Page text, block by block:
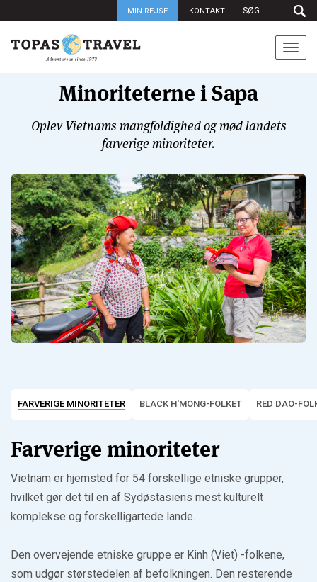
MIN REJSE KONTAKT
Minoriteterne i Sapa
Oplev Vietnams mangfoldighed og mød landets
farverige minoriteter.
FARVERIGE MINORITETER BLACK H'MONG-FOLKET RED DAO-
Farverige minoriteter
Vietnam er hjemsted for 54 forskellige etniske grupper,
hvilket gør det til en af Sydøstasiens mest kulturelt
komplekse og forskelligartede lande.
Den overvejende etniske gruppe er Kinh (Viet) -folkene,
som udgør størstedelen af befolkningen. Den resterende